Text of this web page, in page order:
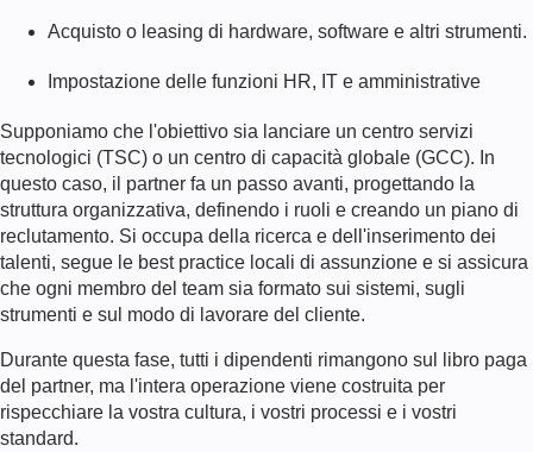
Acquisto o leasing di hardware, software e altri strumenti.
Impostazione delle funzioni HR, IT e amministrative
Supponiamo che l'obiettivo sia lanciare un centro servizi
tecnologici (TSC) o un centro di capacità globale (GCC). In
questo caso, il partner fa un passo avanti, progettando la
struttura organizzativa, definendo i ruoli e creando un piano di
reclutamento. Si occupa della ricerca e dell'inserimento dei
talenti, segue le best practice locali di assunzione e si assicura
che ogni membro del team sia formato sui sistemi, sugli
strumenti e sul modo di lavorare del cliente.
Durante questa fase, tutti i dipendenti rimangono sul libro paga
del partner, ma l'intera operazione viene costruita per
rispecchiare la vostra cultura, i vostri processi e i vostri
standard.